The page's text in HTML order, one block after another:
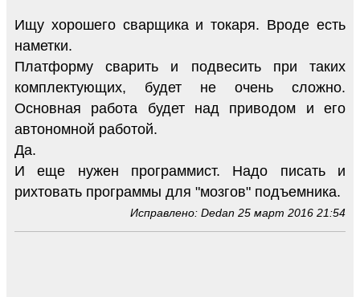
Ищу хорошего сварщика и токаря. Вроде есть
наметки.
Платформу сварить и подвесить при таких
комплектующих, будет не очень сложно.
Основная работа будет над приводом и его
автономной работой.
Да.
И еще нужен программист. Надо писать и
рихтовать программы для "мозгов" подъемника.
Исправлено: Dedan 25 март 2016 21:54